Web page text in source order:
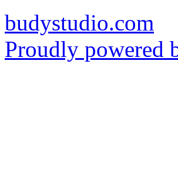
budystudio.com
Proudly powered